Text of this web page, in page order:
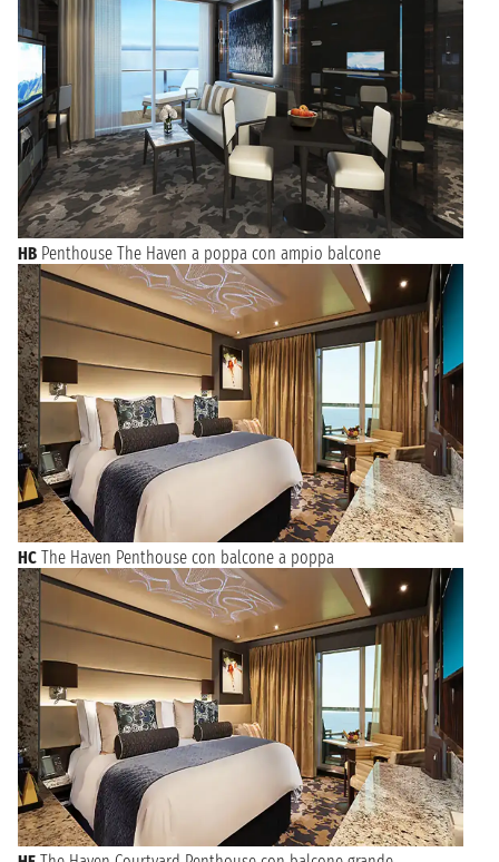
HB Penthouse The Haven a poppa con ampio balcone
HC The Haven Penthouse con balcone a poppa